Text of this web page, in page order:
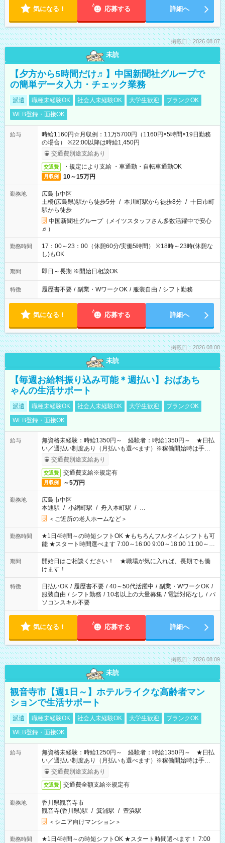
気になる！ 応募する 詳細へ
掲載日：2026.08.07
未読
【夕方から5時間だけ♬】中国新聞社グループで
の簡単データ入力・チェック業務
派遣 職種未経験OK 社会人未経験OK 大学生歓迎
ブランクOK
WEB登録・面接OK
給与
時給1160円☆月収例：11万5700円（1160円×5時間×19日勤務
の場合） ※22:00以降は時給1,450円
交通費別途支給あり
交通費 ・規定により支給 ・車通勤・自転車通勤OK
月収例 10～15万円
勤務地
広島市中区
土橋(広島県)駅から徒歩5分 / 本川町駅から徒歩8分 / 十日市町
駅から徒歩
中国新聞社グループ（メイツスタッフさん多数活躍中で安心
♬）
勤務時間
17：00～23：00（休憩60分/実働5時間） ※18時～23時(休憩な
し)もOK
期間 即日～長期 ※開始日相談OK
特徴 履歴書不要 / 副業・WワークOK / 服装自由 / シフト勤務
気になる！ 応募する 詳細へ
掲載日：2026.08.08
未読
【毎週お給料振り込み可能＊週払い】おばあち
ゃんの生活サポート
派遣 職種未経験OK 社会人未経験OK 大学生歓迎
ブランクOK
WEB登録・面接OK
給与
無資格未経験：時給1350円～ 経験者：時給1350円～ ★日払
い／週払い制度あり（月払いも選べます）※稼働開始時は手続き
完了次第のお支払いとなります。
交通費別途支給あり
交通費 交通費支給※規定有
月収例 ～5万円
勤務地
広島市中区
本通駅 / 小網町駅 / 舟入本町駅 / …
＜ご近所の老人ホームなど＞
勤務時間
★1日4時間～の時短シフトOK ★もちろんフルタイムシフトも可
能 ★スタート時間選べます 7:00～16:00 9:00～18:00 11:00～
20:00 など 残業なし！ ※Wワークの場合、他のお仕事と合わせ
週40時間超の就業はご案内できません ※法令に基づき、週20時
間以上勤務は社会保険への加入対象となります ※労働者派遣法
（日雇い派遣の原則禁止）により、短時間・短期間の就業はご
案内が難しい場合があります
期間
開始日はご相談ください！ ★職場が気に入れば、長期でも働
けます！
特徴 日払いOK / 履歴書不要 / 40～50代活躍中 / 副業・WワークOK /
服装自由 / シフト勤務 / 10名以上の大量募集 / 電話対応なし / パ
ソコンスキル不要
気になる！ 応募する 詳細へ
掲載日：2026.08.09
未読
観音寺市【週1日～】ホテルライクな高齢者マン
ションで生活サポート
派遣 職種未経験OK 社会人未経験OK 大学生歓迎
ブランクOK
WEB登録・面接OK
給与
無資格未経験：時給1250円～ 経験者：時給1350円～ ★日払
い／週払い制度あり（月払いも選べます）※稼働開始時は手続き
完了次第のお支払いとなります。
交通費別途支給あり
交通費 交通費全額支給※規定有
勤務地
香川県観音寺市
観音寺(香川県)駅 / 箕浦駅 / 豊浜駅
＜シニア向けマンション＞
勤務時間
★1日4時間～の時短シフトOK ★スタート時間選べます！ 7:00